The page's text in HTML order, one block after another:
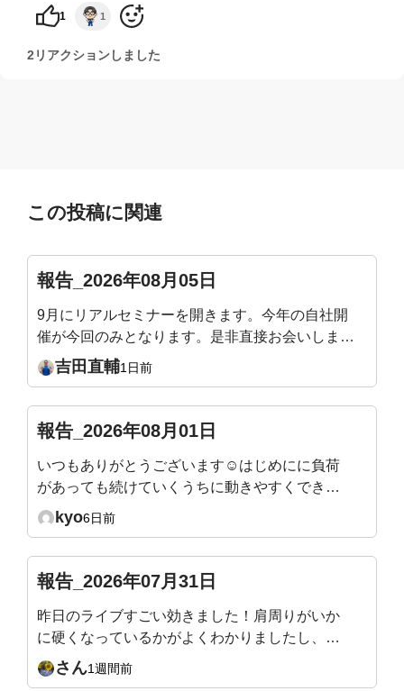
1 1
2リアクションしました
この投稿に関連
報告_2026年08月05日
9月にリアルセミナーを開きます。今年の自社開
催が今回のみとなります。是非直接お会いしまし
ょう！姿勢迷子の骨格ワーク ― 加齢で潰れない
身体のつくり方9/19（土）10:00〜12:30／渋谷当
す。https://yoshidafitness.com/seminar2026/※会
員様はご優待価格となります。※ポイントをご利
用いただけます。(例：1,000Pで1,000円引きとな
ります)
吉田直輔1日前
報告_2026年08月01日
いつもありがとうございます☺️はじめにに負荷
があっても続けていくうちに動きやすくできる
ようになったり、身体も軽くなったり引き締ま
ってくるのが分かり嬉しいです。 ただ、終わ
上がるまでが目標です😇
kyo6日前
報告_2026年07月31日
昨日のライブすごい効きました！肩周りがいか
に硬くなっているかがよくわかりましたし、自
分の体が雑巾のようにしぼられて、なかなか生
活の中ではない動きで痛快でした！またアーカ
さん1週間前